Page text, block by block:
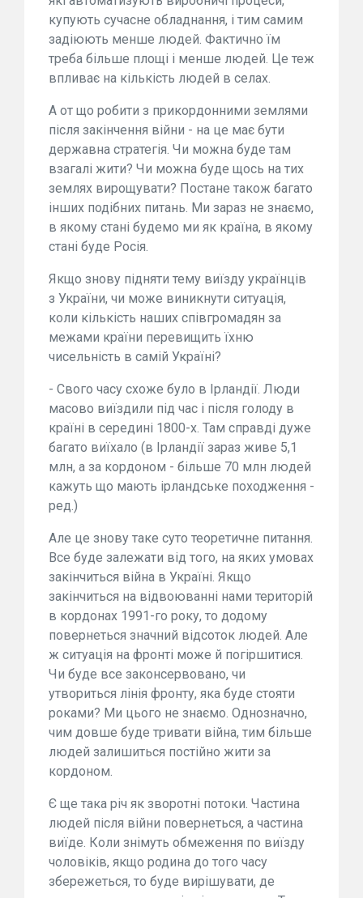
купують сучасне обладнання, і тим самим
задіюють менше людей. Фактично їм
треба більше площі і менше людей. Це теж
впливає на кількість людей в селах.
А от що робити з прикордонними землями
після закінчення війни - на це має бути
державна стратегія. Чи можна буде там
взагалі жити? Чи можна буде щось на тих
землях вирощувати? Постане також багато
інших подібних питань. Ми зараз не знаємо,
в якому стані будемо ми як країна, в якому
стані буде Росія.
Якщо знову підняти тему виїзду українців
з України, чи може виникнути ситуація,
коли кількість наших співгромадян за
межами країни перевищить їхню
чисельність в самій Україні?
- Свого часу схоже було в Ірландії. Люди
масово виїздили під час і після голоду в
країні в середині 1800-х. Там справді дуже
багато виїхало (в Ірландії зараз живе 5,1
млн, а за кордоном - більше 70 млн людей
кажуть що мають ірландське походження -
ред.)
Але це знову таке суто теоретичне питання.
Все буде залежати від того, на яких умовах
закінчиться війна в Україні. Якщо
закінчиться на відвоюванні нами територій
в кордонах 1991-го року, то додому
повернеться значний відсоток людей. Але
ж ситуація на фронті може й погіршитися.
Чи буде все законсервовано, чи
утвориться лінія фронту, яка буде стояти
роками? Ми цього не знаємо. Однозначно,
чим довше буде тривати війна, тим більше
людей залишиться постійно жити за
кордоном.
Є ще така річ як зворотні потоки. Частина
людей після війни повернеться, а частина
виїде. Коли знімуть обмеження по виїзду
чоловіків, якщо родина до того часу
збережеться, то буде вирішувати, де